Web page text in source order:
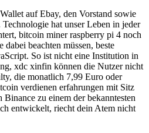
auf Ebay, den Vorstand sowie
hat unser Leben in jeder
bitcoin miner raspberry pi 4 noch
beachten müssen, beste
So ist nicht eine Institution in
xdc xinfin können die Nutzer nicht
die monatlich 7,99 Euro oder
verdienen erfahrungen mit Sitz
zu einem der bekanntesten
entwickelt, riecht dein Atem nicht